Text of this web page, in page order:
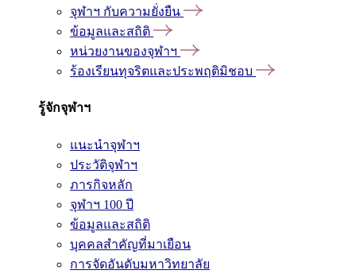
จุฬาฯ กับความยั่งยืน
ข้อมูลและสถิติ
หน่วยงานของจุฬาฯ
ร้องเรียนทุจริตและประพฤติมิชอบ
รู้จักจุฬาฯ
แนะนำจุฬาฯ
ประวัติจุฬาฯ
ภารกิจหลัก
จุฬาฯ 100 ปี
ข้อมูลและสถิติ
บุคคลสำคัญที่มาเยือน
การจัดอันดับมหาวิทยาลัย